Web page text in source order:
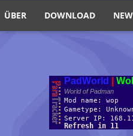
ÜBER DOWNLOAD